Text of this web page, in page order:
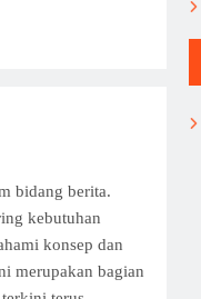
bidang berita.
kebutuhan
konsep dan
merupakan bagian